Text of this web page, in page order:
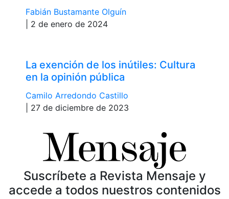
Fabián Bustamante Olguín
| 2 de enero de 2024
La exención de los inútiles: Cultura
en la opinión pública
Camilo Arredondo Castillo
| 27 de diciembre de 2023
Suscríbete a Revista Mensaje y
accede a todos nuestros contenidos